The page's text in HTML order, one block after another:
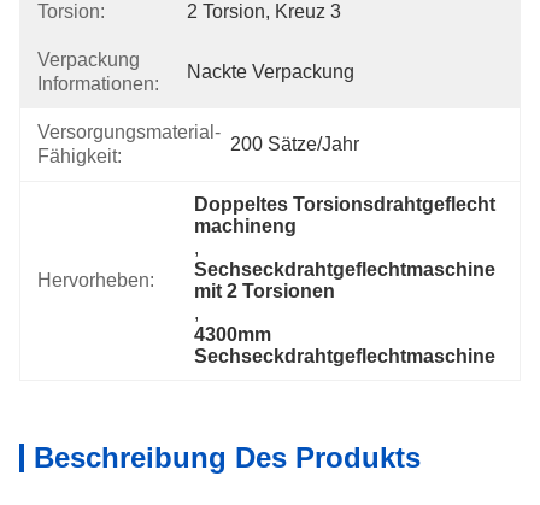
Torsion: 2 Torsion, Kreuz 3
Verpackung
Informationen:
Nackte Verpackung
Versorgungsmaterial-
Fähigkeit:
200 Sätze/Jahr
Hervorheben:
Doppeltes Torsionsdrahtgeflecht
machineng
,
Sechseckdrahtgeflechtmaschine
mit 2 Torsionen
,
4300mm
Sechseckdrahtgeflechtmaschine
Beschreibung Des Produkts